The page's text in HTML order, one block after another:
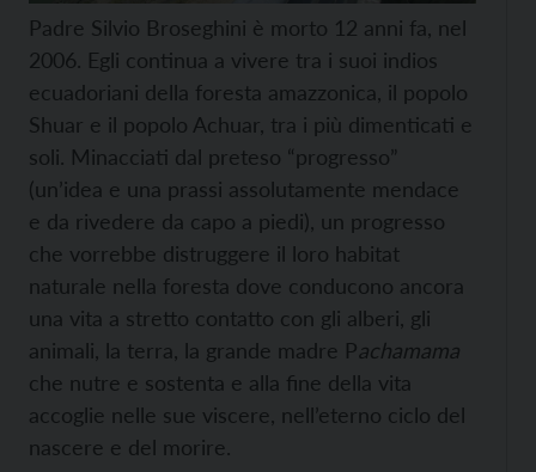
Padre Silvio Broseghini è morto 12 anni fa, nel
2006. Egli continua a vivere tra i suoi indios
ecuadoriani della foresta amazzonica, il popolo
Shuar e il popolo Achuar, tra i più dimenticati e
soli. Minacciati dal preteso “progresso”
(un’idea e una prassi assolutamente mendace
e da rivedere da capo a piedi), un progresso
che vorrebbe distruggere il loro habitat
naturale nella foresta dove conducono ancora
una vita a stretto contatto con gli alberi, gli
animali, la terra, la grande madre Pachamama
che nutre e sostenta e alla fine della vita
accoglie nelle sue viscere, nell’eterno ciclo del
nascere e del morire.